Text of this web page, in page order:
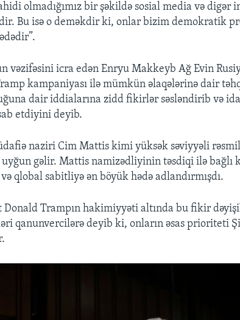
olmadığımız bir şəkildə sosial media və digər
Bu isə o deməkdir ki, onlar bizim demokratik
vəzifəsini icra edən Enryu Makkeyb Ağ Evin
kampaniyası ilə mümkün əlaqələrinə dair
dair iddialarına zidd fikirlər səsləndirib və
etdiyini deyib.
naziri Cim Mattis kimi yüksək səviyyəli
uyğun gəlir. Mattis namizədliyinin təsdiqi ilə bağlı
qlobal sabitliyə ən böyük hədə adlandırmışdı.
Trampın hakimiyyəti altında bu fikir
qanunvercilərə deyib ki, onların əsas prioriteti